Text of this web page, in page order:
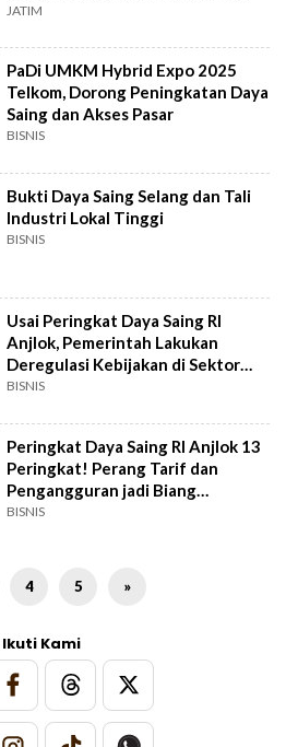
JATIM
PaDi UMKM Hybrid Expo 2025
Telkom, Dorong Peningkatan Daya
Saing dan Akses Pasar
BISNIS
Bukti Daya Saing Selang dan Tali
Industri Lokal Tinggi
BISNIS
Usai Peringkat Daya Saing RI
Anjlok, Pemerintah Lakukan
Deregulasi Kebijakan di Sektor
Perdagangan
BISNIS
Peringkat Daya Saing RI Anjlok 13
Peringkat! Perang Tarif dan
Pengangguran jadi Biang
Keroknya
BISNIS
4 5 »
Ikuti Kami